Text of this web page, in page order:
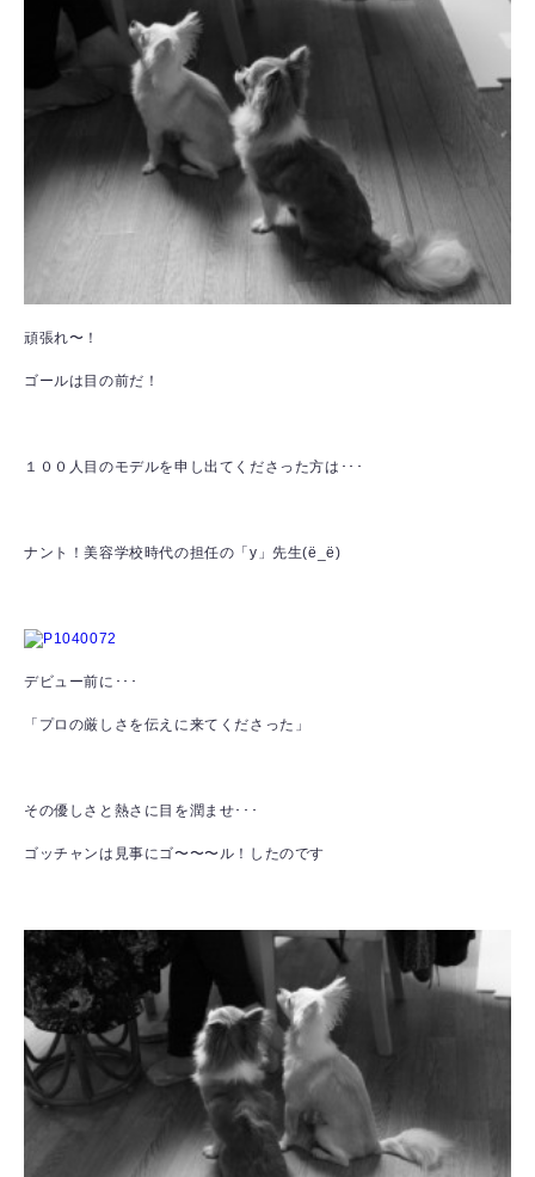
頑張れ〜！
ゴールは目の前だ！
１００人目のモデルを申し出てくださった方は･･･
ナント！美容学校時代の担任の「y」先生(ё_ё)
デビュー前に･･･
「プロの厳しさを伝えに来てくださった」
その優しさと熱さに目を潤ませ･･･
ゴッチャンは見事にゴ〜〜〜ル！したのです